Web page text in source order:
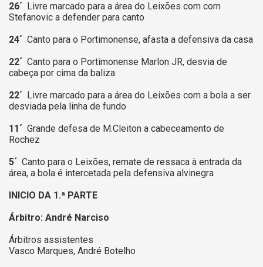
26´
Livre marcado para a área do Leixões com com
Stefanovic a defender para canto
24´ Canto para o Portimonense, afasta a defensiva da casa
22´ Canto para o Portimonense Marlon JR, desvia de
cabeça por cima da baliza
22´
Livre marcado para a área do Leixões com a bola a ser
desviada pela linha de fundo
11´ Grande defesa de M.Cleiton a cabeceamento de
Rochez
5´ Canto para o Leixões, remate de ressaca à entrada da
área, a bola é intercetada pela defensiva alvinegra
INICIO DA 1.ª PARTE
Árbitro: André Narciso
Árbitros assistentes
Vasco Marques, André Botelho